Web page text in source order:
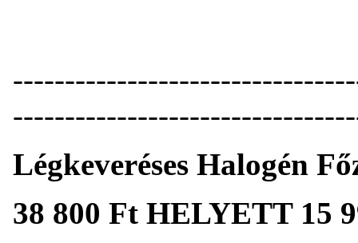
Légkeveréses Halogén
38 800 Ft HELYETT 15